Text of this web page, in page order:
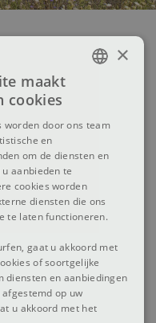
×
maakt
cookies
worden door ons team
en
om de diensten en
aanbieden te
cookies worden
diensten die ons
te laten functioneren.
gaat u akkoord met
of soortgelijke
diensten en aanbiedingen
op uw
u akkoord met het